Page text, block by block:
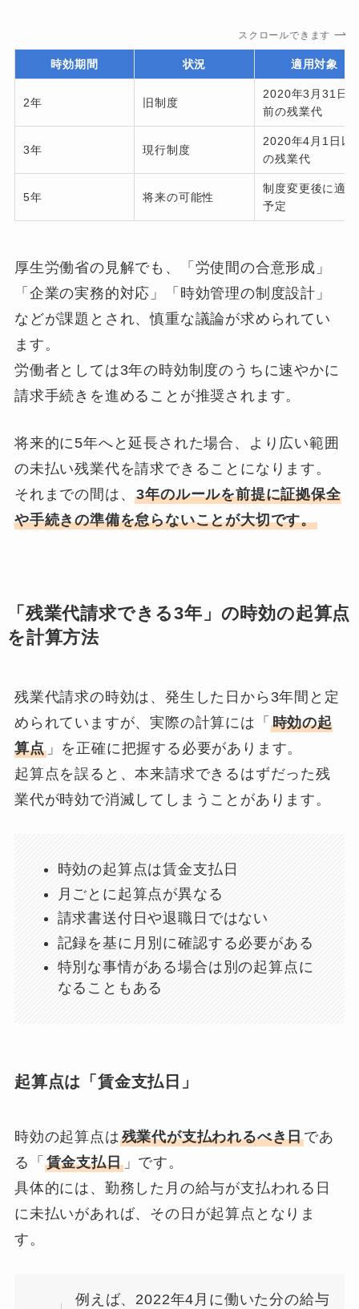
スクロールできます
時効期間 状況 適用対象
2年 旧制度
2020年3月31日
前の残業代
3年 現行制度
2020年4月1日以
の残業代
5年 将来の可能性
制度変更後に適用
予定
厚生労働省の見解でも、「労使間の合意形成」
「企業の実務的対応」「時効管理の制度設計」
などが課題とされ、慎重な議論が求められてい
ます。
労働者としては3年の時効制度のうちに速やかに
請求手続きを進めることが推奨されます。
将来的に5年へと延長された場合、より広い範囲
の未払い残業代を請求できることになります。
それまでの間は、3年のルールを前提に証拠保全
や手続きの準備を怠らないことが大切です。
「残業代請求できる3年」の時効の起算点
を計算方法
残業代請求の時効は、発生した日から3年間と定
められていますが、実際の計算には「 時効の起
算点」を正確に把握する必要があります。
起算点を誤ると、本来請求できるはずだった残
業代が時効で消滅してしまうことがあります。
時効の起算点は賃金支払日
月ごとに起算点が異なる
請求書送付日や退職日ではない
記録を基に月別に確認する必要がある
特別な事情がある場合は別の起算点に
なることもある
起算点は「賃金支払日」
時効の起算点は残業代が支払われるべき日であ
る「 賃金支払日」です。
具体的には、勤務した月の給与が支払われる日
に未払いがあれば、その日が起算点となりま
す。
例えば、2022年4月に働いた分の給与